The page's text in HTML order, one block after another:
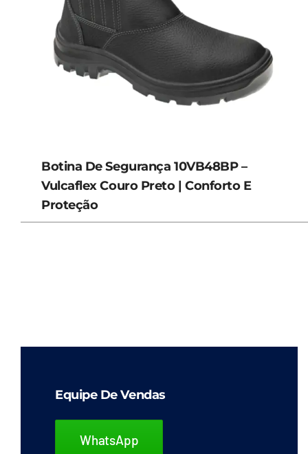
Botina De Segurança 10VB48BP –
Vulcaflex Couro Preto | Conforto E
Proteção
Equipe De Vendas
WhatsApp